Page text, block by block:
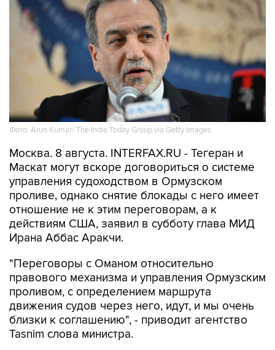
Фото: Arun Kumar/ The India Today Group via Getty Images
Москва. 8 августа. INTERFAX.RU - Тегеран и
Маскат могут вскоре договориться о системе
управления судоходством в Ормузском
проливе, однако снятие блокады с него имеет
отношение не к этим переговорам, а к
действиям США, заявил в субботу глава МИД
Ирана Аббас Аракчи.
"Переговоры с Оманом относительно
правового механизма и управления Ормузским
проливом, с определением маршрута
движения судов через него, идут, и мы очень
близки к соглашению", - приводит агентство
Tasnim слова министра.